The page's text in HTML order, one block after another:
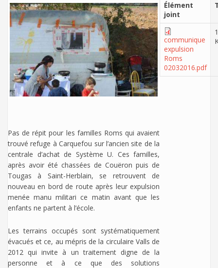
Pas de répit pour les familles Roms qui avaient
trouvé refuge à Carquefou sur l’ancien site de la
centrale d’achat de Système U. Ces familles,
après avoir été chassées de Couëron puis de
Tougas à Saint-Herblain, se retrouvent de
nouveau en bord de route après leur expulsion
menée manu militari ce matin avant que les
enfants ne partent à l’école.
Les terrains occupés sont systématiquement
évacués et ce, au mépris de la circulaire Valls de
2012 qui invite à un traitement digne de la
personne et à ce que des solutions
Élément
joint
communique
expulsion
Roms
02032016.pdf